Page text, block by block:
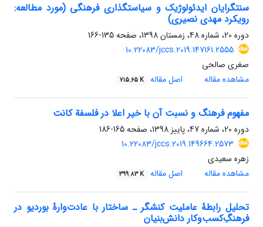
سنت‎گرایان ایدئولوژیک و سیاستگذاری فرهنگی (مورد مطالعه:
رویکرد مهدی نصیری)
دوره 20، شماره 48، زمستان 1398، صفحه
135-166
10.22083/jccs.2019.147161.2555
صغری صالحی
مشاهده مقاله
اصل مقاله 715.65 K
مفهوم فرهنگ و نسبت آن با خیر اعلا در فلسفة کانت
دوره 20، شماره 47، پاییز 1398، صفحه
165-186
10.22083/jccs.2019.149664.2573
زهره سعیدی
مشاهده مقاله
اصل مقاله 399.83 K
تحلیل رابطۀ عاملیت کنشگر‌‌‌‎‌ ـ‌ ساختار با عادت‌وارۀ بوردیو در
فرهنگِ‌کسب‌وکار دانش‌بنیان